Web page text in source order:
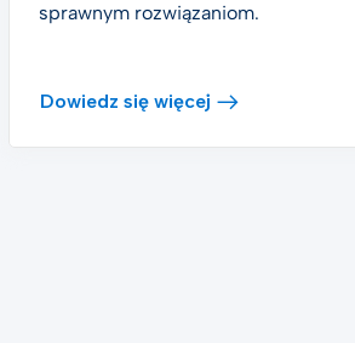
sprawnym rozwiązaniom.
Dowiedz się więcej